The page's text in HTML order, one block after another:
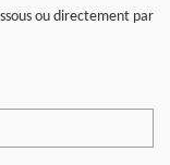
ou directement par